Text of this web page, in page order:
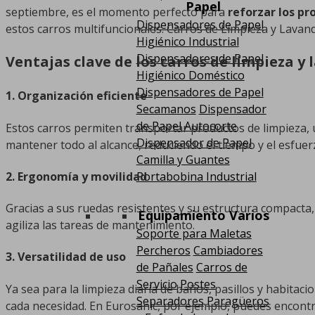
Papel
Dispensadores de Papel
Higiénico Industrial
Dispensadores de Papel
Higiénico Doméstico
Dispensadores de Papel
Secamanos Dispensador
de Papel Autocorte
Dispensador de Papel
Camilla y Guantes
Portabobina Industrial
Equipamiento Varios
Soporte para Maletas
Percheros Cambiadores
de Pañales Carros de
ServicioPostes
SeparadoresParagüeros
septiembre, es el momento perfecto para reforzar los
estos carros multifuncionales. Carros de Limpieza y
Ventajas clave de los carros de limpieza y
1. Organización eficiente
Estos carros permiten transportar productos de
mantener todo al alcance, reduciendo el tiempo y el
2. Ergonomía y movilidad
Gracias a sus ruedas resistentes y su estructura
agiliza las tareas de mantenimiento.
3.Versatilidad de uso
Ya sea para la limpieza diaria de baños, pasillos y
cada necesidad. En Eurosanic, por ejemplo, puedes